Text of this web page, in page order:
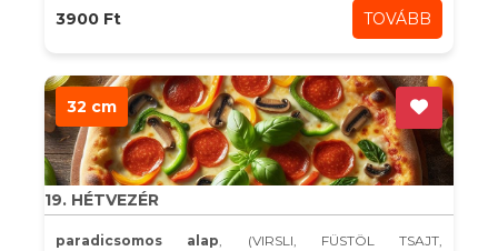
3900 Ft TOVÁBB
32 cm
19. HÉTVEZÉR
paradicsomos alap, (VIRSLI, FÜSTÖL TSAJT,